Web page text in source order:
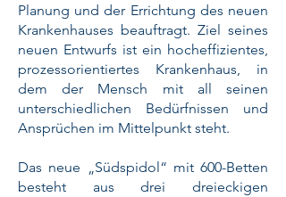
Planung und der Errichtung des neuen
Krankenhauses beauftragt. Ziel seines
neuen Entwurfs ist ein hocheffizientes,
prozessorientiertes Krankenhaus, in
dem der Mensch mit all seinen
unterschiedlichen Bedürfnissen und
Ansprüchen im Mittelpunkt steht.
Das neue „Südspidol“ mit 600-Betten
besteht aus drei dreieckigen